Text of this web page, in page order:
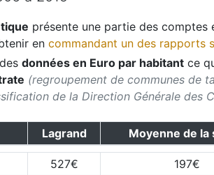
présente une partie des comptes
en commandant un des rapports
données en Euro par habitant ce
(regroupement de communes de
de la Direction Générale des
Lagrand Moyenne de la
527€ 197€